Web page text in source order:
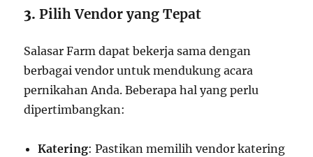
3.Pilih Vendor yang Tepat
Salasar Farm dapat bekerja sama dengan
berbagai vendor untuk mendukung acara
pernikahan Anda. Beberapa hal yang perlu
dipertimbangkan:
Katering: Pastikan memilih vendor katering